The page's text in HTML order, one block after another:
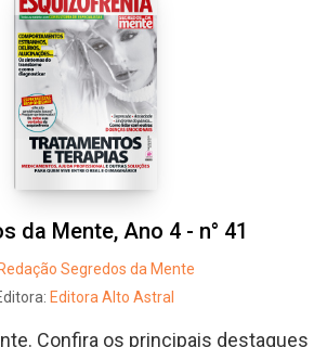
da Mente, Ano 4 - n° 41
Redação Segredos da Mente
Editora Alto Astral
Confira os principais destaques